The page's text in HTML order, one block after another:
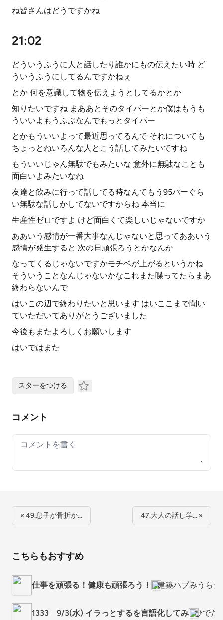
ね皆さんはどうですかね
21:02
どういうふうに人と話したり誰かにもの伝えたい時 ど
ういうふうにしてるんですかねぇ
とか 何を意識して物を伝えようとしてるかとか
知りたいですね まああとそのタイパーとか僕はもうも
ういいよもうふぶなんでもっとタイパー
とかもういいよって最近思ってるんで それについても
ちょっとねいろんな人とこう話してみたいですね
もういいじゃん無駄でもみたいな 意外に無駄なことも
面白いよみたいなね
友達と飲みに行って話してる時なんてもう95パーぐら
い無駄な話しかしてないですからね 本当に
生産性ゼロですよ けど面白くて楽しいじゃないですか
ああいう感情が一番大事なんじゃないと思ってああいう
感情が発生すると 次の日頑張ろうとかなんか
なってくるじゃないですかモチベが上がるというかね
そういうことなんじゃないかなこれまた喋ってたらまあ
終わらないんで
はいこの辺で終わりたいと思います はいここまで聞い
ていただいてありがとうございました
今後もまたよろしくお願いします
はいではまた
スターをつける
コメント
Your comment
« 49.息子が骨折か… 47.大人の話し学… »
こちらもおすすめ
仕事を頑張る！健康も頑張ろう！ 建築ハブみうら
1333 9/3(水) イラっとするを言語化してみ ひでだ